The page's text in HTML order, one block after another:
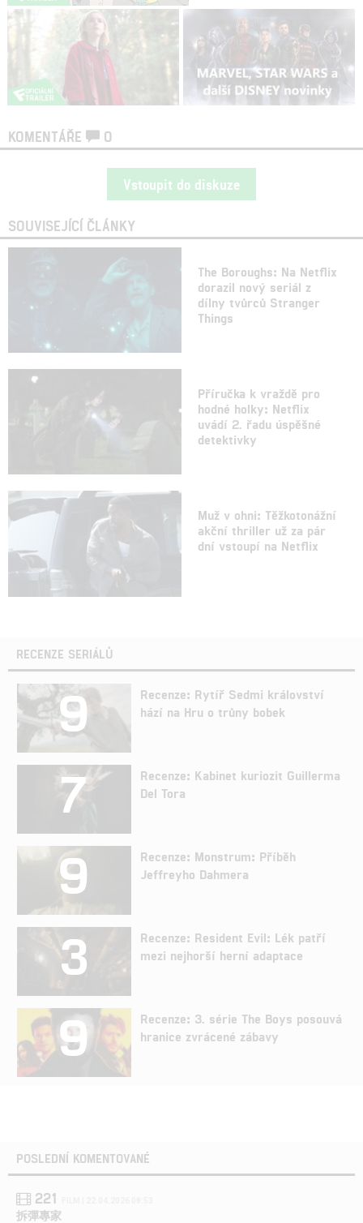
KOMENTÁŘE 0
Vstoupit do diskuze
SOUVISEJÍCÍ ČLÁNKY
The Boroughs: Na Netflix
dorazil nový seriál z
dílny tvůrců Stranger
Things
Příručka k vraždě pro
hodné holky: Netflix
uvádí 2. řadu úspěšné
detektivky
Muž v ohni: Těžkotonážní
akční thriller už za pár
dní vstoupí na Netflix
RECENZE SERIÁLŮ
9
Recenze: Rytíř Sedmi království
hází na Hru o trůny bobek
7
Recenze: Kabinet kuriozit Guillerma
Del Tora
9
Recenze: Monstrum: Příběh
Jeffreyho Dahmera
3
Recenze: Resident Evil: Lék patří
mezi nejhorší herní adaptace
9
Recenze: 3. série The Boys posouvá
hranice zvrácené zábavy
POSLEDNÍ KOMENTOVANÉ
221
拆彈專家